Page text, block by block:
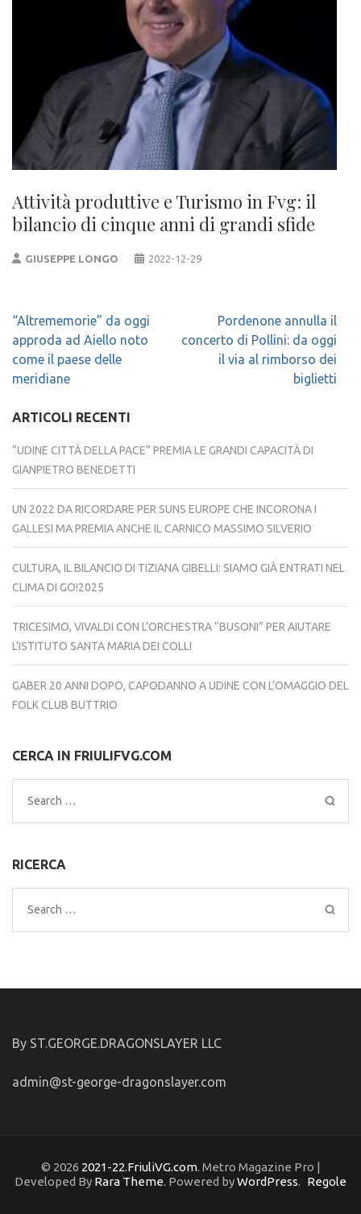
Attività produttive e Turismo in Fvg: il
bilancio di cinque anni di grandi sfide
GIUSEPPE LONGO 2022-12-29
Navigazione
articoli
“Altrememorie” da oggi
approda ad Aiello noto
come il paese delle
meridiane
Pordenone annulla il
concerto di Pollini: da oggi
il via al rimborso dei
biglietti
ARTICOLI RECENTI
“UDINE CITTÀ DELLA PACE” PREMIA LE GRANDI CAPACITÀ DI
GIANPIETRO BENEDETTI
UN 2022 DA RICORDARE PER SUNS EUROPE CHE INCORONA I
GALLESI MA PREMIA ANCHE IL CARNICO MASSIMO SILVERIO
CULTURA, IL BILANCIO DI TIZIANA GIBELLI: SIAMO GIÀ ENTRATI NEL
CLIMA DI GO!2025
TRICESIMO, VIVALDI CON L’ORCHESTRA “BUSONI” PER AIUTARE
L’ISTITUTO SANTA MARIA DEI COLLI
GABER 20 ANNI DOPO, CAPODANNO A UDINE CON L’OMAGGIO DEL
FOLK CLUB BUTTRIO
CERCA IN FRIULIFVG.COM
Search
for:
RICERCA
Search
for:
By ST.GEORGE.DRAGONSLAYER LLC
admin@st-george-dragonslayer.com
© 2026 2021-22.FriuliVG.com. Metro Magazine Pro |
Developed By Rara Theme. Powered byWordPress. Regole